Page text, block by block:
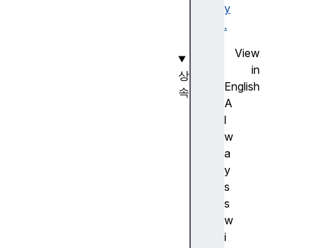
y
.
View
in
English
A
l
w
a
y
s
s
w
i
상
속